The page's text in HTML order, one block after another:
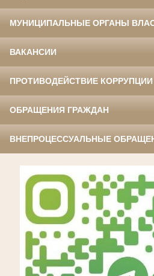
МУНИЦИПАЛЬНЫЕ ОРГАНЫ
ВАКАНСИИ
ПРОТИВОДЕЙСТВИЕ КОРРУПЦИИ
ОБРАЩЕНИЯ ГРАЖДАН
ВНЕПРОЦЕССУАЛЬНЫЕ